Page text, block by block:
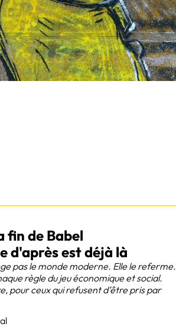
fin de Babel
d'après est déjà là
pas le monde moderne. Elle le referme.
règle du jeu économique et social.
pour ceux qui refusent d’être pris par